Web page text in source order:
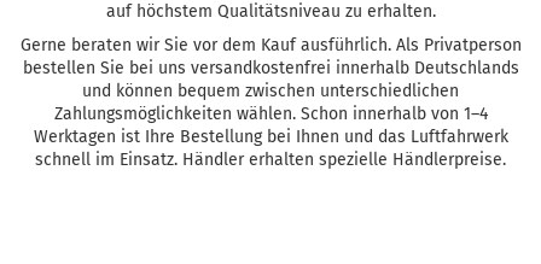
auf höchstem Qualitätsniveau zu erhalten.
Gerne beraten wir Sie vor dem Kauf ausführlich. Als Privatperson
bestellen Sie bei uns versandkostenfrei innerhalb Deutschlands
und können bequem zwischen unterschiedlichen
Zahlungsmöglichkeiten wählen. Schon innerhalb von 1–4
Werktagen ist Ihre Bestellung bei Ihnen und das Luftfahrwerk
schnell im Einsatz. Händler erhalten spezielle Händlerpreise.